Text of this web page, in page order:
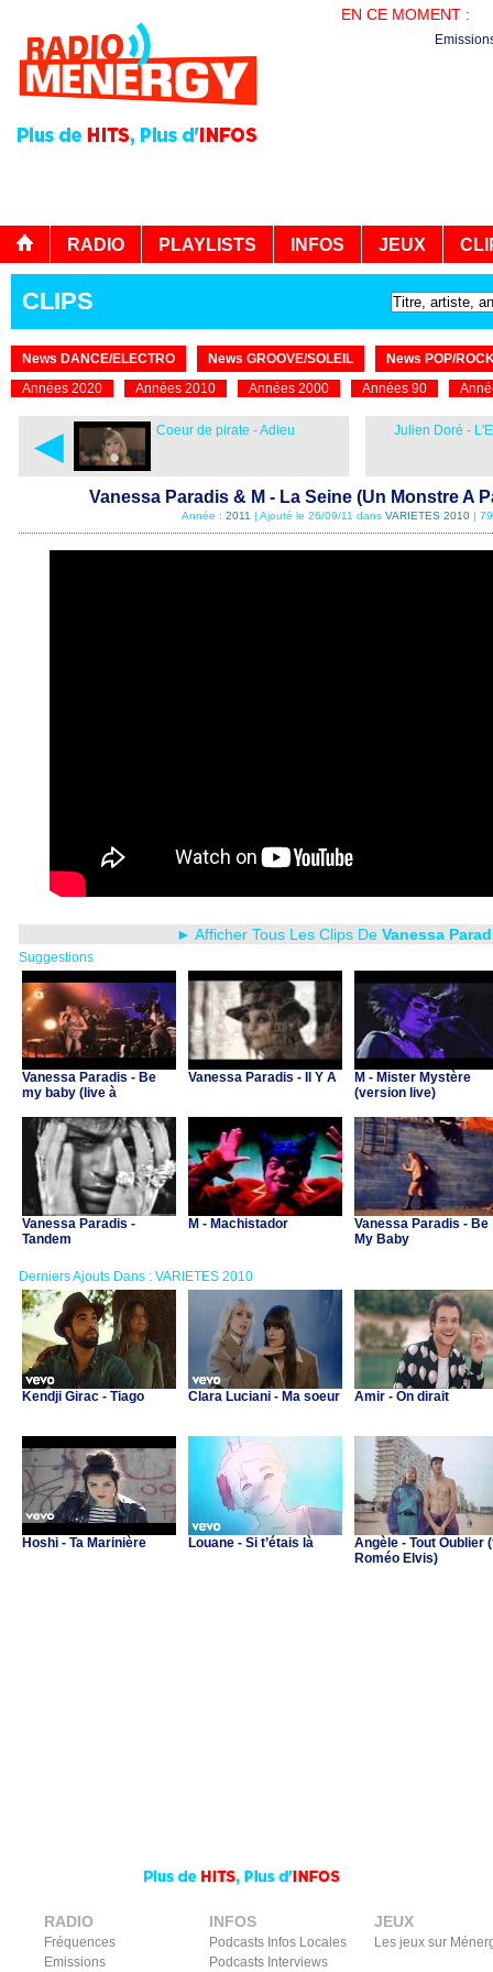
EN CE MOMENT :
RADIO PLAYLISTS INFOS JEUX
CLIPS
News DANCE/ELECTRO News GROOVE/SOLEIL
News POP/
Années 2020
Années 2010 Années 2000 Années 90
◄ Coeur de pirate - Adieu Julien Doré -
Vanessa Paradis & M - La Seine (Un Monstre A
Année : 2011 | Ajouté le 26/09/11 dans VARIETES 2010|
► Afficher Tous Les Clips De Vanessa
Suggestions
Vanessa Paradis - Be
my baby (live à
Vanessa Paradis - Il Y A
M - Mister Mystère
(version live)
Vanessa Paradis -
Tandem
M - Machistador
Vanessa Paradis - Be
My Baby
Derniers Ajouts Dans : VARIETES 2010
Kendji Girac - Tiago Clara Luciani - Ma soeur Amir - On dirait
Hoshi - Ta Marinière Louane - Si t’étais là
Angèle - Tout Oublier
Roméo Elvis)
RADIO
Fréquences
Emissions
INFOS
Podcasts Infos Locales
Podcasts Interviews
JEUX
Les jeux sur